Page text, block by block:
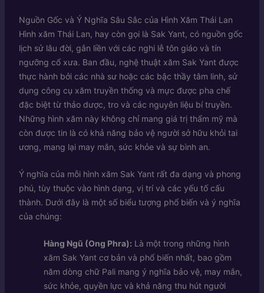
Nguồn Gốc và Ý Nghĩa Sâu Sắc của Hình Xăm Thái Lan
Hình xăm Thái Lan, hay còn gọi là Sak Yant, có nguồn gốc
lịch sử lâu đời, gắn liền với các nghi lễ tôn giáo và tín
ngưỡng cổ xưa. Ban đầu, nghệ thuật xăm Sak Yant được
thực hành bởi các nhà sư hoặc các bậc thầy tâm linh, sử
dụng công cụ xăm truyền thống và mực được pha chế
đặc biệt từ thảo dược, tro và các nguyên liệu bí truyền.
Những hình xăm này không chỉ mang giá trị thẩm mỹ mà
còn được tin là có khả năng bảo vệ người sở hữu khỏi tai
ương, mang lại may mắn, sức khỏe và sự bình an.
Ý nghĩa của mỗi hình xăm Sak Yant rất đa dạng và phong
phú, tùy thuộc vào hình dạng, vị trí và các yếu tố cấu
thành. Dưới đây là một số biểu tượng phổ biến và ý nghĩa
của chúng:
Hàng Ngũ (Ong Phra): Là một trong những hình
xăm Sak Yant cơ bản và phổ biến nhất, bao gồm
năm dòng chữ Pali mang ý nghĩa bảo vệ, may mắn,
sức khỏe, quyền lực và khả năng thu hút người